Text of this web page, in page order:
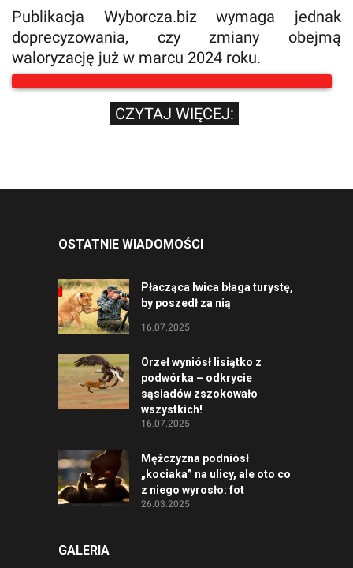
Publikacja Wyborcza.biz wymaga jednak
doprecyzowania, czy zmiany obejmą
waloryzację już w marcu 2024 roku.
CZYTAJ WIĘCEJ:
OSTATNIE WIADOMOŚCI
Płacząca lwica błaga turystę,
by poszedł za nią
16.07.2025
Orzeł wyniósł lisiątko z
podwórka – odkrycie
sąsiadów zszokowało
wszystkich!
16.07.2025
Mężczyzna podniósł
„kociaka” na ulicy, ale oto co
z niego wyrosło: fot
26.03.2025
GALERIA